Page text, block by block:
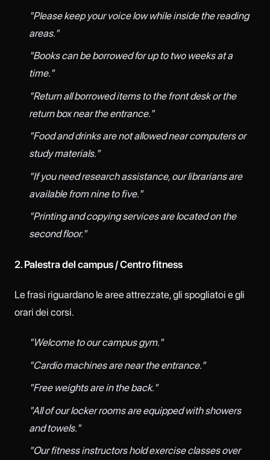
"Please keep your voice low while inside the reading
areas."
"Books can be borrowed for up to two weeks at a
time."
"Return all borrowed items to the front desk or the
return box near the entrance."
"Food and drinks are not allowed near computers or
study materials."
"If you need research assistance, our librarians are
available from nine to five."
"Printing and copying services are located on the
second floor."
2. Palestra del campus / Centro fitness
Le frasi riguardano le aree attrezzate, gli spogliatoi e gli
orari dei corsi.
"Welcome to our campus gym."
"Cardio machines are near the entrance."
"Free weights are in the back."
"All of our locker rooms are equipped with showers
and towels."
"Our fitness instructors hold exercise classes over